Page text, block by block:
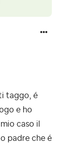
taggo, é
e ho
caso il
padre che é